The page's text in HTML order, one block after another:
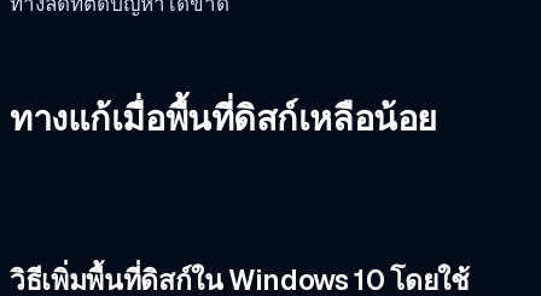
ทางแก้เมื่อพื้นที่ดิสก์เหลือน้อย
วิธีเพิ่มพื้นที่ดิสก์ใน Windows 10 โดยใช้